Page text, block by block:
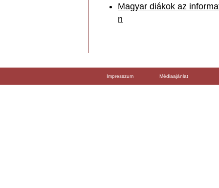
Magyar diákok az
n
Impresszum Médiaajánlat